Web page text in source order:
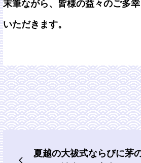
末筆ながら、皆様の益々のご多
いただきます。
夏越の大祓式ならびに茅